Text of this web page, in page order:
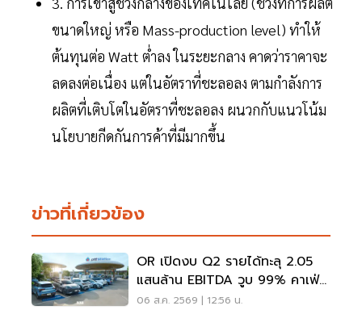
ขนาดใหญ่ หรือ Mass-production level) ทำให้
ต้นทุนต่อ Watt ต่ำลง ในระยะกลาง คาดว่าราคาจะ
ลดลงต่อเนื่อง แต่ในอัตราที่ชะลอลง ตามกำลังการ
ผลิตที่เติบโตในอัตราที่ชะลอลง ผนวกกับแนวโน้ม
นโยบายกีดกันการค้าที่มีมากขึ้น
ข่าวที่เกี่ยวข้อง
OR เปิดงบ Q2 รายได้ทะลุ 2.05
แสนล้าน EBITDA วูบ 99% คาเฟ่อ
เมซอนขายนิวไฮ 117 ล้านแก้ว
06 ส.ค. 2569 | 12:56 น.